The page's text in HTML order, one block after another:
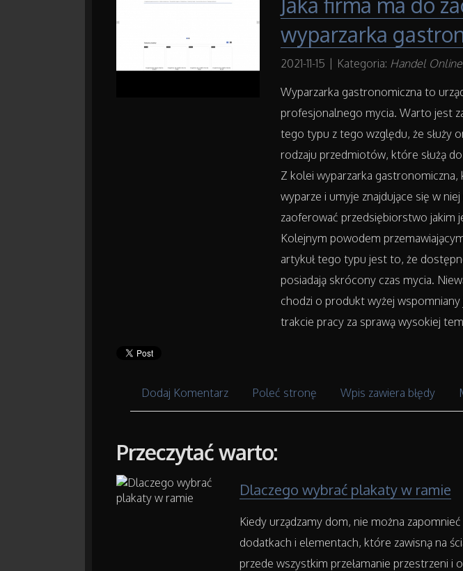
wyparzarka
2021-11-15 Kategoria: Handel
Wyparzarka gastronomiczna to
profesjonalnego mycia. Warto jest
tego typu z tego względu, że służy
rodzaju przedmiotów, które służą
Z kolei wyparzarka gastronomiczna,
wyparze i umyje znajdujące się w
zaoferować przedsiębiorstwo jakim
Kolejnym powodem
artykuł tego typu jest to, że
posiadają skrócony czas mycia.
chodzi o produkt wyżej
trakcie pracy za sprawą wysokiej
Dodaj Komentarz Poleć stronę Wpis zawiera błędy
Przeczytać warto:
Dlaczego wybrać plakaty w ramie
Kiedy urządzamy dom, nie można
dodatkach i elementach, które zawisną na
przede wszystkim przełamanie przestrzeni i